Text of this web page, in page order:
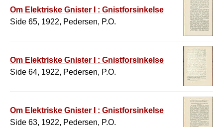
Om Elektriske Gnister I : Gnistforsinkelse
Side 65, 1922, Pedersen, P.O.
Om Elektriske Gnister I : Gnistforsinkelse
Side 64, 1922, Pedersen, P.O.
Om Elektriske Gnister I : Gnistforsinkelse
Side 63, 1922, Pedersen, P.O.